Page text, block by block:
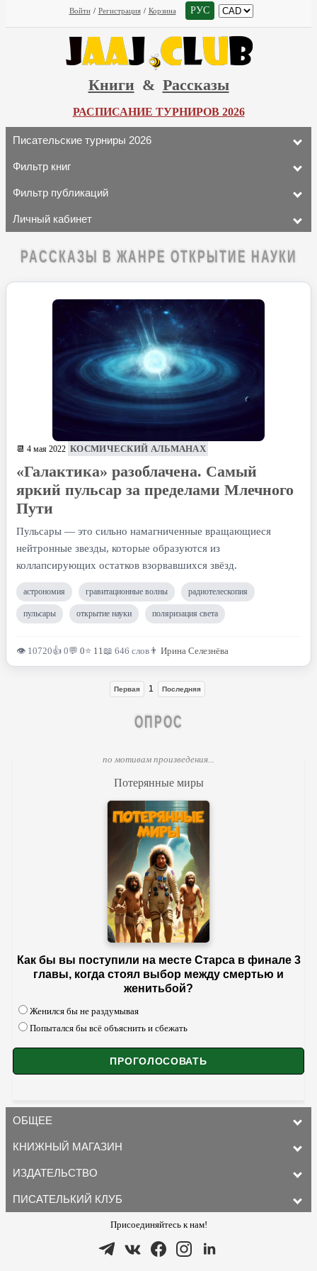
Войти / Регистрация / Корзина РУС
Книги & Рассказы
РАСПИСАНИЕ ТУРНИРОВ 2026
Писательские турниры 2026
Фильтр книг
Фильтр публикаций
Личный кабинет
РАССКАЗЫ В ЖАНРЕ ОТКРЫТИЕ НАУКИ
📆 4 мая 2022 КОСМИЧЕСКИЙ АЛЬМАНАХ
«Галактика» разоблачена. Самый
яркий пульсар за пределами Млечного
Пути
Пульсары — это сильно намагниченные вращающиеся
нейтронные звезды, которые образуются из
коллапсирующих остатков взорвавшихся звёзд.
астрономия гравитационные волны радиотелескопия
пульсары открытие науки поляризация света
👁 10720👍 0💬 0⭐ 11📖 646 слов 👨 Ирина Селезнёва
Первая 1 Последняя
ОПРОС
по мотивам произведения...
Потерянные миры
Как бы вы поступили на месте Старса в финале 3
главы, когда стоял выбор между смертью и
женитьбой?
Женился бы не раздумывая
Попытался бы всё объяснить и сбежать
ОБЩЕЕ
КНИЖНЫЙ МАГАЗИН
ИЗДАТЕЛЬСТВО
ПИСАТЕЛЬКИЙ КЛУБ
Присоединяйтесь к нам!